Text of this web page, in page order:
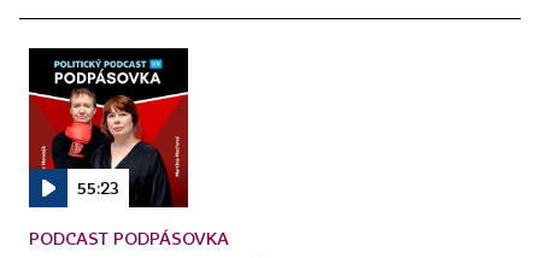
55:23
PODCAST PODPÁSOVKA